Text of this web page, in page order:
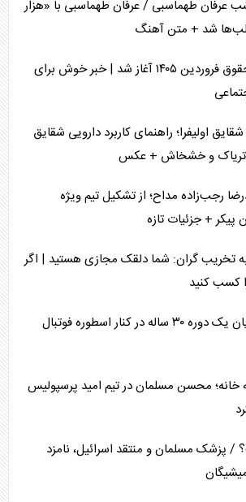
عرفان طهماسبی / عرفان طهماسبی با «هزار
شد + متن آهنگ
واریز مابه‌التفاوت حقوق فروردین ۱۴۰۵ آغاز شد | خبر خوش برای
اولیفرا؛ راهنمای کاربرد دارویی شقایق
تریاک و خشخاش + عکس
رجب‌زاده مداح؛ از تشکیل تیم ویژه
پیکر + جزئیات تازه
تخریب گران: شما دلقک مجازی هستید | اگر
کسب کنید
درگذشت مسی؛ پایان یک دوره ۳۰ ساله در کنار اسطوره فوتبال
محسن مسلمان در تیم امید پرسپولیس
پزشک مسلمان و منتقد اسرائیل، نامزد